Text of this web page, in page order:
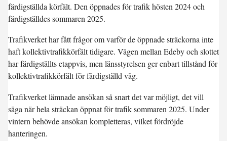
färdigställda körfält. Den öppnades för trafik hösten 2024 och
färdigställdes sommaren 2025.
Trafikverket har fått frågor om varför de öppnade sträckorna inte
haft kollektivtrafikkörfält tidigare. Vägen mellan Edeby och slottet
har färdigställts etappvis, men länsstyrelsen ger enbart tillstånd för
kollektivtrafikkörfält för färdigställd väg.
Trafikverket lämnade ansökan så snart det var möjligt, det vill
säga när hela sträckan öppnat för trafik sommaren 2025. Under
vintern behövde ansökan kompletteras, vilket fördröjde
hanteringen.